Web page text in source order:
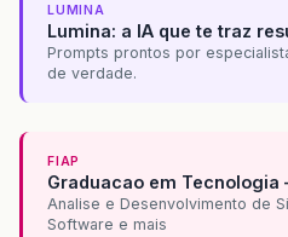
LUMINA
Lumina: a IA que te traz
Prompts prontos por
de verdade.
FIAP
Graduacao em Tecnologia
Analise e Desenvolvimento de
Software e mais